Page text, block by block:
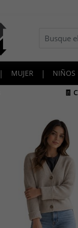
| MUJER |
NIÑOS
🧾